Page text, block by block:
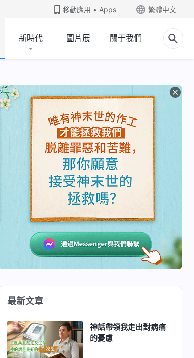
移動應用 • Apps 繁體中文
新時代 圖片展 關于我們
最新文章
神話帶領我走出對病痛
的憂慮